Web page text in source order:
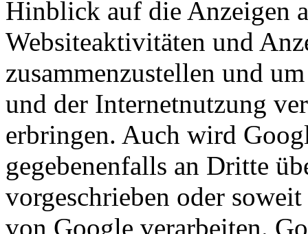
Hinblick auf die Anzeigen
Websiteaktivitäten und
zusammenzustellen und
und der Internetnutzung
erbringen. Auch wird
gegebenenfalls an Dritte
vorgeschrieben oder
von Google verarbeiten.